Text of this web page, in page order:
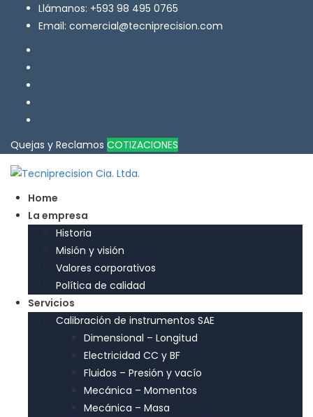
Llámanos: +593 98 495 0765
Email: comercial@tecniprecision.com
Quejas y Reclamos COTIZACIONES
Home
La empresa
Historia
Misión y visión
Valores corporativos
Política de calidad
Servicios
Calibración de instrumentos SAE
Dimensional – Longitud
Electricidad CC y BF
Fluidos – Presión y vacío
Mecánica – Momentos
Mecánica – Masa